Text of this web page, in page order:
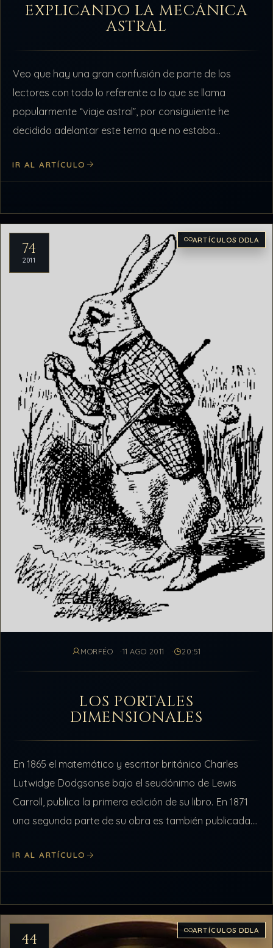
EXPLICANDO LA MECÁNICA
ASTRAL
Veo que hay una gran confusión de parte de los
lectores con todo lo referente a lo que se llama
popularmente “viaje astral”, por consiguiente he
decidido adelantar este tema que no estaba
IR AL ARTÍCULO
74
2011
ARTÍCULOS DDLA
MORFÉO 11 AGO 2011 20:51
LOS PORTALES
DIMENSIONALES
En 1865 el matemático y escritor británico Charles
Lutwidge Dodgsonse bajo el seudónimo de Lewis
Carroll, publica la primera edición de su libro. En 1871
una segunda parte de su obra es también publicada.
IR AL ARTÍCULO
44 ARTÍCULOS DDLA